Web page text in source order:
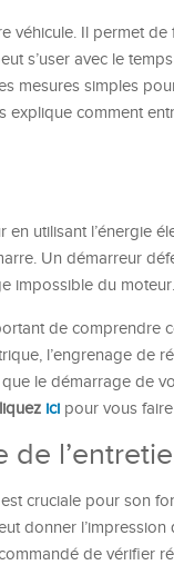
véhicule. Il permet
s’user avec le
mesures simples
comment
utilisant l’énergie
Un démarreur
impossible du moteur.
de comprendre
l’engrenage de
le démarrage de
ici pour vous
cruciale pour son
donner
de vérifier